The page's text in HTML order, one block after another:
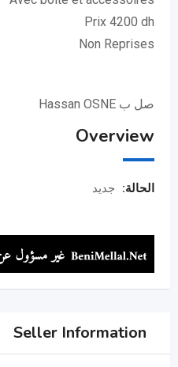
Prix 4200 dh
Non Reprises
صل ب Hassan OSNE
Overview
الحالة: جديد
Seller Information